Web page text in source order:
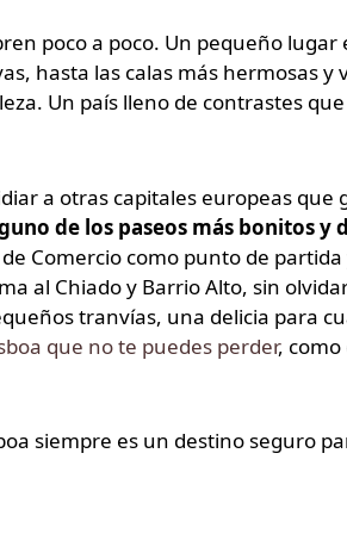
poco a poco. Un pequeño lugar
hasta las calas más hermosas y
Un país lleno de contrastes
a otras capitales europeas que
de los paseos más bonitos y
Comercio como punto de
al Chiado y Barrio Alto, sin
tranvías, una delicia para
que no te puedes perder, como
siempre es un destino seguro